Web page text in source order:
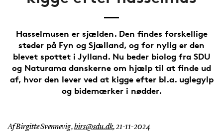
Hasselmusen er sjælden. Den findes forskellige
steder på Fyn og Sjælland, og for nylig er den
blevet spottet i Jylland. Nu beder biolog fra SDU
og Naturama danskerne om hjælp til at finde ud
af, hvor den lever ved at kigge efter bl.a. uglegylp
og bidemærker i nødder.
Af Birgitte Svennevig,birs@sdu.dk,21-11-2024